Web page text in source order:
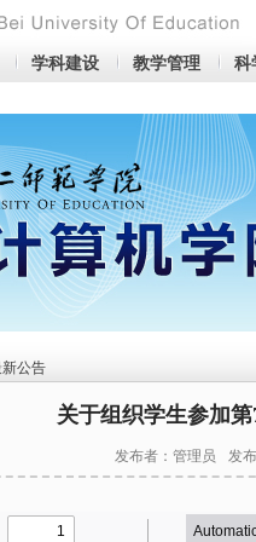
学科建设 教学管理 科
公告
关于组织学生参加
发布者：管理员 发